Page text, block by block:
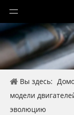
Вы здесь:
модели
эволюцию